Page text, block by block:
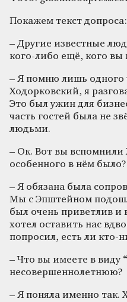
Покажем текст допроса:
– Другие известные
кого-либо ещё, кого вы
– Я помню лишь одного
Ходорковский, я
Это был ужин для
часть гостей была не
людьми.
– Ок. Вот вы вспомнили
особенного в нём было?
– Я обязана была
Мы с Эпштейном
был очень приветлив
хотел оставить нас
попросил, есть ли кто-
– Что вы имеете в виду
несовершеннолетнюю?
– Я поняла именно так.